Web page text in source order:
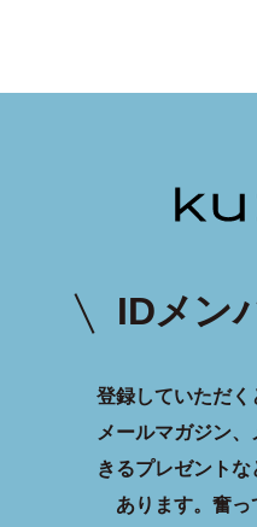
IDメン
登録していただく
メールマガジン
きるプレゼント
あります。 奮っ